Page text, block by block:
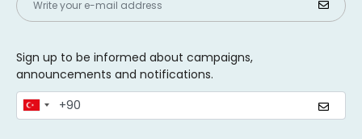
Sign up to be informed about campaigns,
announcements and notifications.